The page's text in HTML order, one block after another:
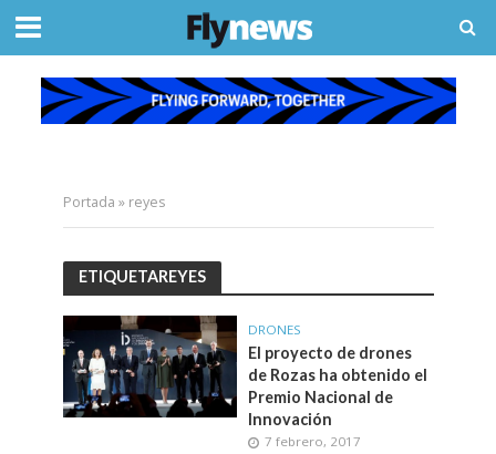
Portada » reyes
ETIQUETAREYES
DRONES
El proyecto de drones
de Rozas ha obtenido el
Premio Nacional de
Innovación
7 febrero, 2017